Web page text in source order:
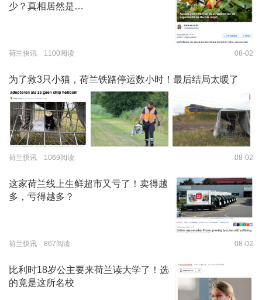
少？真相居然是…
荷兰快讯 1100阅读 08-02
为了救3只小猫，荷兰铁路停运数小时！最后结局太暖了
荷兰快讯 1069阅读 08-02
这家荷兰线上生鲜超市又亏了！卖得越
多，亏得越多？
荷兰快讯 867阅读 08-02
比利时18岁公主要来荷兰读大学了！选
的竟是这所名校